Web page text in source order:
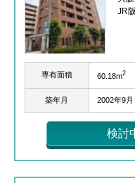
JR
専有面積 60.18m2
築年月 2002年9月
検討